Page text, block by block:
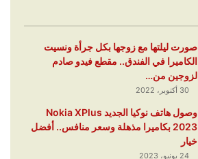
صورت ليلتها مع زوجها بكل جرأة ونسيت
الكاميرا في الفندق.. مقطع فيدو صادم
لزوجين من…
30 أكتوبر، 2022
وصول هاتف نوكيا الجديد Nokia XPlus
2023 بكاميرا مذهلة وسعر منافس.. أفضل
خيار
24 يونيو، 2023